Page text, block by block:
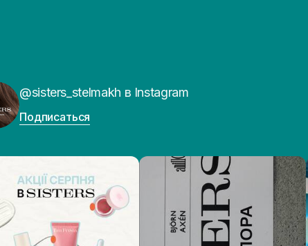
@sisters_stelmakh в Instagram
Подписаться